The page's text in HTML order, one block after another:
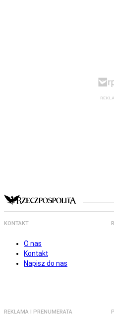
KONTAKT
O nas
Kontakt
Napisz do nas
REKLAMA I PRENUMERATA